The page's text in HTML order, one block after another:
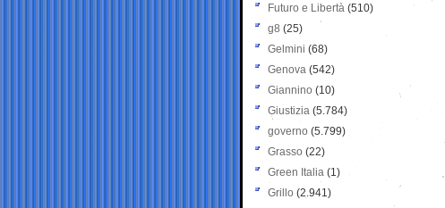
Futuro e Libertà (510)
g8 (25)
Gelmini (68)
Genova (542)
Giannino (10)
Giustizia (5.784)
governo (5.799)
Grasso (22)
Green Italia (1)
Grillo (2.941)